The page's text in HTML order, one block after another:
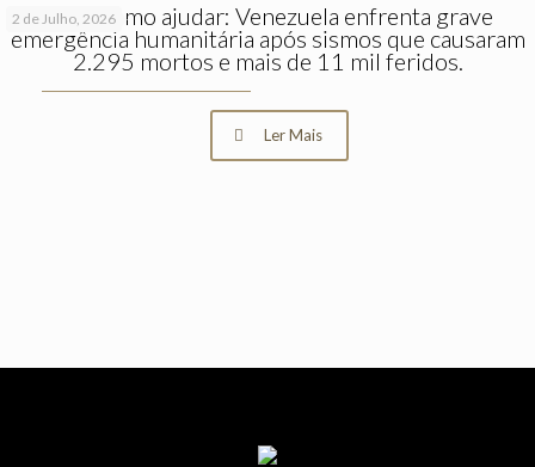
2 de Julho, 2026
Saiba como ajudar: Venezuela enfrenta grave
emergência humanitária após sismos que causaram
2.295 mortos e mais de 11 mil feridos.
Ler Mais